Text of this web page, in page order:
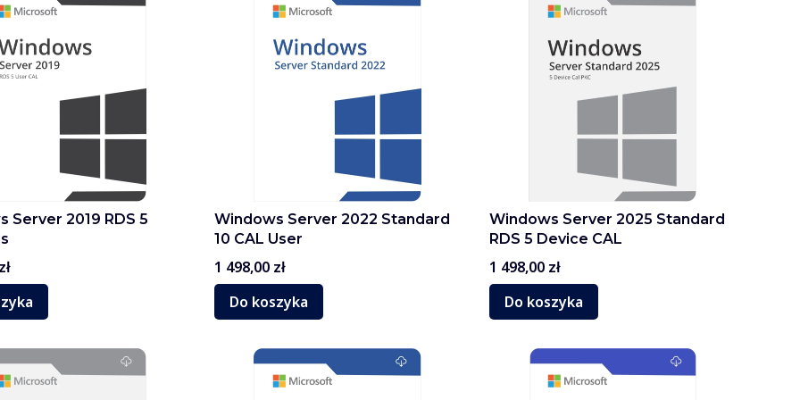
Server 2019 RDS 5
Windows Server 2022 Standard
10 CAL User
Cena
1 498,00 zł
Do koszyka
Windows Server 2025 Standard
RDS 5 Device CAL
Cena
1 498,00 zł
Do koszyka